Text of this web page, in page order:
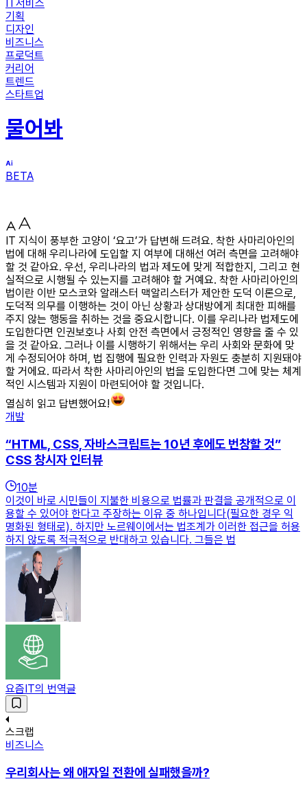
IT서비스
기획
디자인
비즈니스
프로덕트
커리어
트렌드
스타트업
물어봐
BETA
IT 지식이 풍부한 고양이 ‘요고’가 답변해 드려요. 착한 사마리아인의
법에 대해 우리나라에 도입할 지 여부에 대해선 여러 측면을 고려해야
할 것 같아요. 우선, 우리나라의 법과 제도에 맞게 적합한지, 그리고 현
실적으로 시행될 수 있는지를 고려해야 할 거예요. 착한 사마리아인의
법이란 이반 모스코와 알래스터 맥알리스터가 제안한 도덕 이론으로,
도덕적 의무를 이행하는 것이 아닌 상황과 상대방에게 최대한 피해를
주지 않는 행동을 취하는 것을 중요시합니다. 이를 우리나라 법제도에
도입한다면 인권보호나 사회 안전 측면에서 긍정적인 영향을 줄 수 있
을 것 같아요. 그러나 이를 시행하기 위해서는 우리 사회와 문화에 맞
게 수정되어야 하며, 법 집행에 필요한 인력과 자원도 충분히 지원돼야
할 거에요. 따라서 착한 사마리아인의 법을 도입한다면 그에 맞는 체계
적인 시스템과 지원이 마련되어야 할 것입니다.
열심히 읽고 답변했어요!
개발
“HTML, CSS, 자바스크립트는 10년 후에도 번창할 것”
CSS 창시자 인터뷰
10분
이것이 바로 시민들이 지불한 비용으로 법률과 판결을 공개적으로 이
용할 수 있어야 한다고 주장하는 이유 중 하나입니다(필요한 경우 익
명화된 형태로). 하지만 노르웨이에서는 법조계가 이러한 접근을 허용
하지 않도록 적극적으로 반대하고 있습니다. 그들은 법
요즘IT의 번역글
스크랩
비즈니스
우리회사는 왜 애자일 전환에 실패했을까?